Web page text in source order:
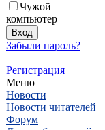
Чужой
компьютер
Забыли пароль?
Регистрация
Меню
Новости
Новости читателей
Форум